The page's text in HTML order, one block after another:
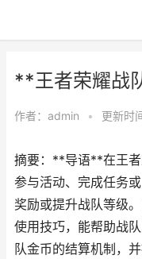
**王者荣耀战
作者： admin • 更新时
摘要：**导语**在王
参与活动、完成任务
奖励或提升战队等级
使用技巧，能帮助战
队金币的结算机制，